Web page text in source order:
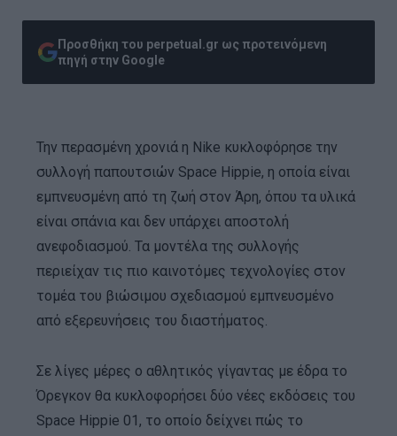
Προσθήκη του perpetual.gr ως προτεινόμενη
πηγή στην Google
Την περασμένη χρονιά η Nike κυκλοφόρησε την
συλλογή παπουτσιών Space Hippie, η οποία είναι
εμπνευσμένη από τη ζωή στον Άρη, όπου τα υλικά
είναι σπάνια και δεν υπάρχει αποστολή
ανεφοδιασμού. Τα μοντέλα της συλλογής
περιείχαν τις πιο καινοτόμες τεχνολογίες στον
τομέα του βιώσιμου σχεδιασμού εμπνευσμένο
από εξερευνήσεις του διαστήματος.
Σε λίγες μέρες ο αθλητικός γίγαντας με έδρα το
Όρεγκον θα κυκλοφορήσει δύο νέες εκδόσεις του
Space Hippie 01, το οποίο δείχνει πώς το